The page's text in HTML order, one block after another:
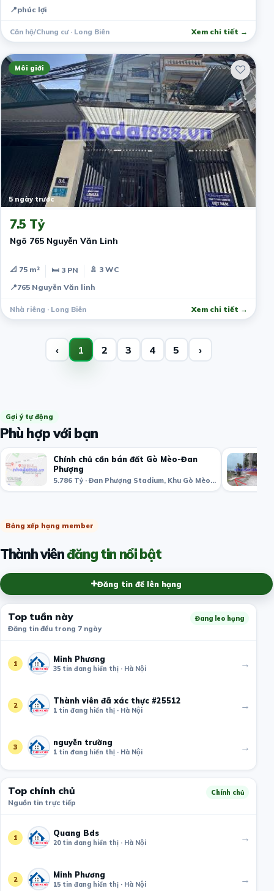
📍phúc lợi
Căn hộ/Chung cư · Long Biên Xem chi tiết →
Môi giới
5 ngày trước
7.5 Tỷ
Ngõ 765 Nguyễn Văn Linh
📐 75 m² 🛏 3 PN
🚿 3 WC
📍765 Nguyễn Văn linh
Nhà riêng · Long Biên Xem chi tiết →
‹ 1 2 3 4 5 ›
Gợi ý tự động
Phù hợp với bạn
Chính chủ cần bán đất Gò Mèo-Đan
Phượng
5.786 Tỷ · Đan Phượng Stadium, Khu Gò Mèo, thị trấn Phùng, Đan Phượng, Hà Nội, Việt Nam
Bảng xếp hạng member
Thành viênđăng tin nổi bật
Đăng tin để lên hạng
Top tuần này
Đăng tin đều trong 7 ngày
Đang leo hạng
1 Minh Phương
35 tin đang hiển thị · Hà Nội →
2 Thành viên đã xác thực #25512
1 tin đang hiển thị · Hà Nội →
3 nguyễn trường
1 tin đang hiển thị · Hà Nội →
Top chính chủ
Nguồn tin trực tiếp
Chính chủ
1 Quang Bds
20 tin đang hiển thị · Hà Nội →
2 Minh Phương
15 tin đang hiển thị · Hà Nội →